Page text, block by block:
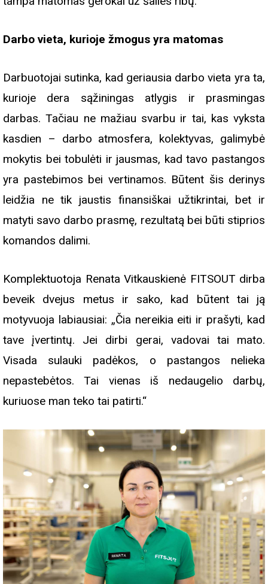
Darbo vieta, kurioje žmogus yra matomas
Darbuotojai sutinka, kad geriausia darbo vieta yra ta,
kurioje dera sąžiningas atlygis ir prasmingas
darbas. Tačiau ne mažiau svarbu ir tai, kas vyksta
kasdien – darbo atmosfera, kolektyvas, galimybė
mokytis bei tobulėti ir jausmas, kad tavo pastangos
yra pastebimos bei vertinamos. Būtent šis derinys
leidžia ne tik jaustis finansiškai užtikrintai, bet ir
matyti savo darbo prasmę, rezultatą bei būti stiprios
komandos dalimi.
Komplektuotoja Renata Vitkauskienė FITSOUT dirba
beveik dvejus metus ir sako, kad būtent tai ją
motyvuoja labiausiai: „Čia nereikia eiti ir prašyti, kad
tave įvertintų. Jei dirbi gerai, vadovai tai mato.
Visada sulauki padėkos, o pastangos nelieka
nepastebėtos. Tai vienas iš nedaugelio darbų,
kuriuose man teko tai patirti.“